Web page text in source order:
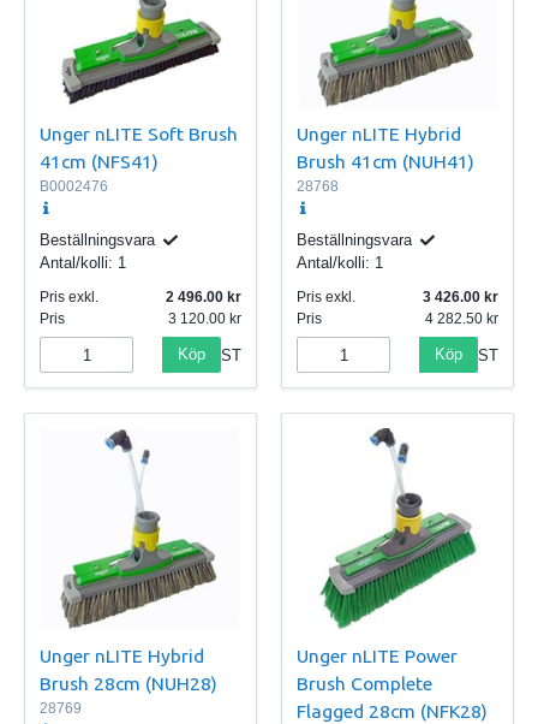
Unger nLITE Soft Brush
41cm (NFS41)
B0002476
Beställningsvara
Antal/kolli: 1
Pris exkl.
2 496.00
Pris
3 120.00
Köp ST
Unger nLITE Hybrid
Brush 41cm (NUH41)
28768
Beställningsvara
Antal/kolli: 1
Pris exkl.
3 426.00
Pris
4 282.50
Köp ST
Unger nLITE Hybrid
Brush 28cm (NUH28)
28769
Unger nLITE Power
Brush Complete
Flagged 28cm (NFK28)